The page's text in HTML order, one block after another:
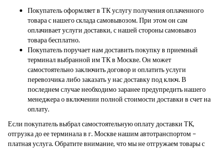
Покупатель оформляет в ТК услугу получения оплаченного
товара с нашего склада самовывозом. При этом он сам
оплачивает услуги доставки, с нашей стороны самовывоз
товара бесплатно.
Покупатель поручает нам доставить покупку в приемный
терминал выбранной им ТК в Москве. Он может
самостоятельно заключить договор и оплатить услуги
перевозчика либо заказать у нас доставку под ключ. В
последнем случае необходимо заранее предупредить нашего
менеджера о включении полной стоимости доставки в счет на
оплату.
Если покупатель выбрал самостоятельную оплату доставки ТК,
отгрузка до ее терминала в г. Москве нашим автотранспортом –
платная услуга. Обратите внимание, что мы не отгружаем товары с